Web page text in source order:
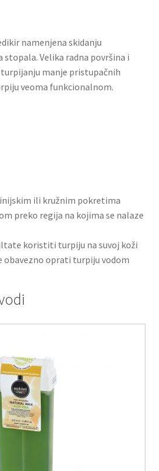
namenjena skidanju
stopala. Velika radna površina i
manje pristupačnih
veoma funkcionalnom.
ili kružnim pokretima
preko regija na kojima se nalaze
koristiti turpiju na suvoj koži
obavezno oprati turpiju vodom